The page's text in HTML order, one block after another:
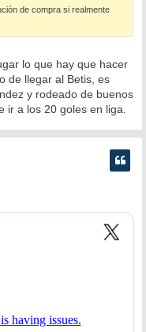
de compra si realmente
lo que hay que hacer
de llegar al Betis, es
y rodeado de buenos
ir a los 20 goles en liga.